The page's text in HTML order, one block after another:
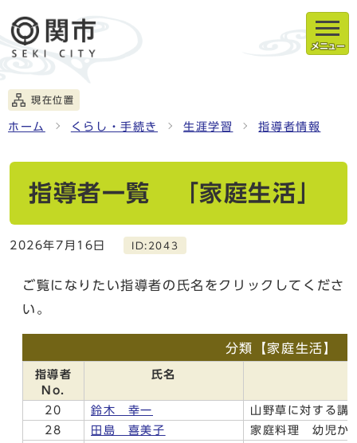
メニュー
現在位置
ホーム くらし・手続き 生涯学習 指導者情報
指導者一覧 「家庭生活」
2026年7月16日 ID:2043
ご覧になりたい指導者の氏名をクリックしてくださ
い。
分類【家庭生活】
指導者
No.
氏名
20 鈴木 幸一
山野草に対する講
28
田島 喜美子
家庭料理 幼児か